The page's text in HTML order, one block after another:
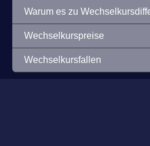
Warum es zu
Wechselkurspreise
Wechselkursfallen